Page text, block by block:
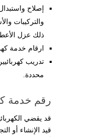
إصلاح
والتركيبات
ذلك عزل
ارقام خدمة
تدريب
محددة.
رقم خدمة
قد يقضي
قيد الإنشاء أو